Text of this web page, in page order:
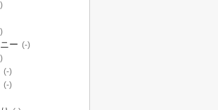
ー (-)
(-)
(-)